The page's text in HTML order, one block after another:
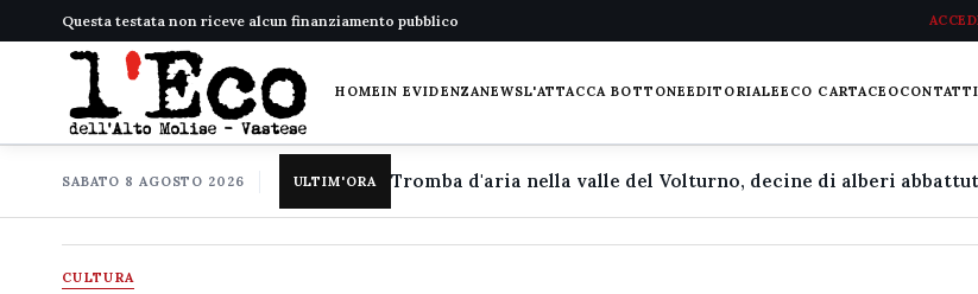
Questa testata non riceve alcun finanziamento pubblico
HOMEIN EVIDENZANEWSL'ATTACCA BOTTONEEDITORIALEECO CARTACEO
SABATO 8 AGOSTO 2026 ULTIM'ORA
CULTURA